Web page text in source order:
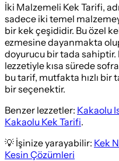
İki Malzemeli Kek Tarifi,
sadece iki temel
bir kek çeşididir. Bu özel
ezmesine dayanmakta
doyurucu bir tada sahiptir.
lezzetiyle kısa sürede
bu tarif, mutfakta hızlı bir
bir seçenektir.
Benzer lezzetler: Kakaolu
Kakaolu Kek Tarifi.
💡 İşinize yarayabilir: Kek
Kesin Çözümleri